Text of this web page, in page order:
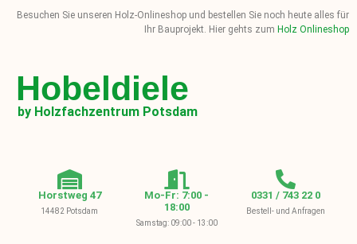
Besuchen Sie unseren Holz-Onlineshop und bestellen Sie noch heute alles für
Ihr Bauprojekt. Hier gehts zum Holz Onlineshop
Hobeldiele
by Holzfachzentrum Potsdam
Horstweg 47
14482 Potsdam
Mo-Fr: 7:00 -
18:00
Samstag: 09:00 - 13:00
0331 / 743 22 0
Bestell- und Anfragen